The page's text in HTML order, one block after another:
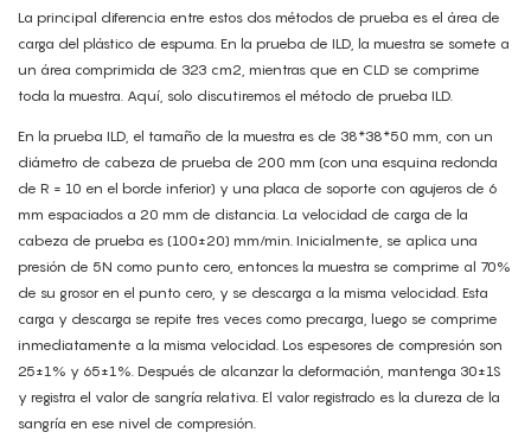
La principal diferencia entre estos dos métodos de prueba es el área de
carga del plástico de espuma. En la prueba de ILD, la muestra se somete a
un área comprimida de 323 cm2, mientras que en CLD se comprime
toda la muestra. Aquí, solo discutiremos el método de prueba ILD.
En la prueba ILD, el tamaño de la muestra es de 38*38*50 mm, con un
diámetro de cabeza de prueba de 200 mm (con una esquina redonda
de R = 10 en el borde inferior) y una placa de soporte con agujeros de 6
mm espaciados a 20 mm de distancia. La velocidad de carga de la
cabeza de prueba es (100±20) mm/min. Inicialmente, se aplica una
presión de 5N como punto cero, entonces la muestra se comprime al 70%
de su grosor en el punto cero, y se descarga a la misma velocidad. Esta
carga y descarga se repite tres veces como precarga, luego se comprime
inmediatamente a la misma velocidad. Los espesores de compresión son
25±1% y 65±1%. Después de alcanzar la deformación, mantenga 30±1S
y registra el valor de sangría relativa. El valor registrado es la dureza de la
sangría en ese nivel de compresión.